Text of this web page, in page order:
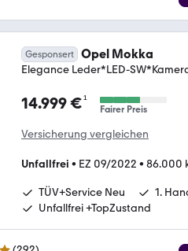
Gesponsert Opel Mokka
Elegance Leder*LED-
14.999 €¹
Fairer Preis
Versicherung vergleichen
Unfallfrei • EZ 09/2022 • 86.000
TÜV+Service Neu
1.
Unfallfrei +TopZustand